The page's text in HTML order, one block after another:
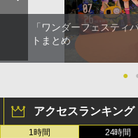
「ワンダーフェスティ
トまとめ
●
アクセスランキング
1時間 24時間